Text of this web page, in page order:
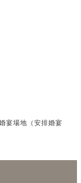
宴場地（安排婚宴